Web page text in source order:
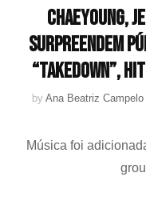
CHAEYOUNG,
surpreendem
“TAKEDOWN”,
by Ana Beatriz Campelo
Música foi